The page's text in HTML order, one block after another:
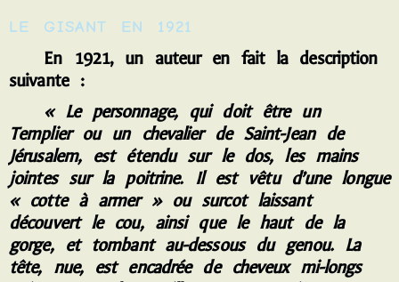
LE GISANT EN 1921
En 1921, un auteur en fait la description
suivante :
« Le personnage, qui doit être un
Templier ou un chevalier de Saint-Jean de
Jérusalem, est étendu sur le dos, les mains
jointes sur la poitrine. Il est vêtu d’une longue
« cotte à armer » ou surcot laissant
découvert le cou, ainsi que le haut de la
gorge, et tombant au-dessous du genou. La
tête, nue, est encadrée de cheveux mi-longs